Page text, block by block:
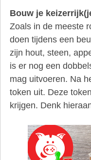
Bouw je
Zoals in de meeste
doen tijdens een
zijn hout, steen,
is er nog een
mag uitvoeren. Na
token uit. Deze
krijgen. Denk